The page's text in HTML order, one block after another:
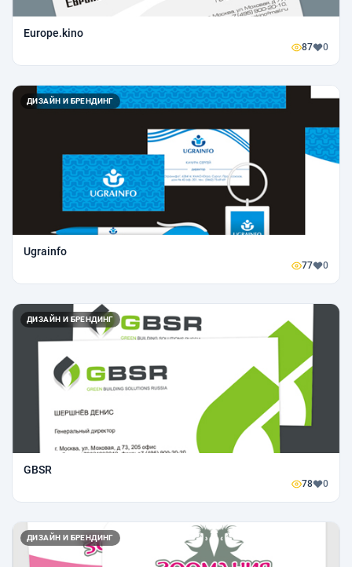
Europe.kino
87 0
ДИЗАЙН И БРЕНДИНГ
Ugrainfo
77 0
ДИЗАЙН И БРЕНДИНГ
GBSR
78 0
ДИЗАЙН И БРЕНДИНГ